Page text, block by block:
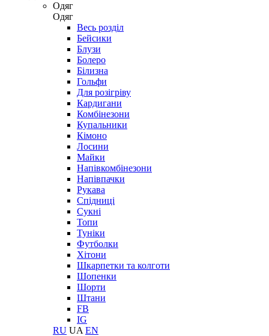
Одяг
Одяг
Весь розділ
Бейсики
Блузи
Болеро
Білизна
Гольфи
Для розігріву
Кардигани
Комбінезони
Купальники
Кімоно
Лосини
Майки
Напівкомбінезони
Напівпачки
Рукава
Спідниці
Сукні
Топи
Туніки
Футболки
Хітони
Шкарпетки та колготи
Шопенки
Шорти
Штани
FB
IG
RU UA EN